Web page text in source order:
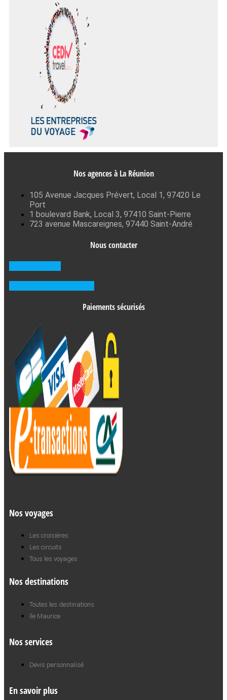
Nos agences à La Réunion
105 Avenue Jacques Prévert, Local 1, 97420 Le
Port
1 boulevard Bank, Local 3, 97410 Saint-Pierre
723 avenue Mascareignes, 97440 Saint-André
Nous contacter
Paiements sécurisés
Nos voyages
Les croisières
Les circuits
Tous les voyages
Nos destinations
Toutes les destinations
Ile Maurice
Nos services
Devis personnalisé
En savoir plus